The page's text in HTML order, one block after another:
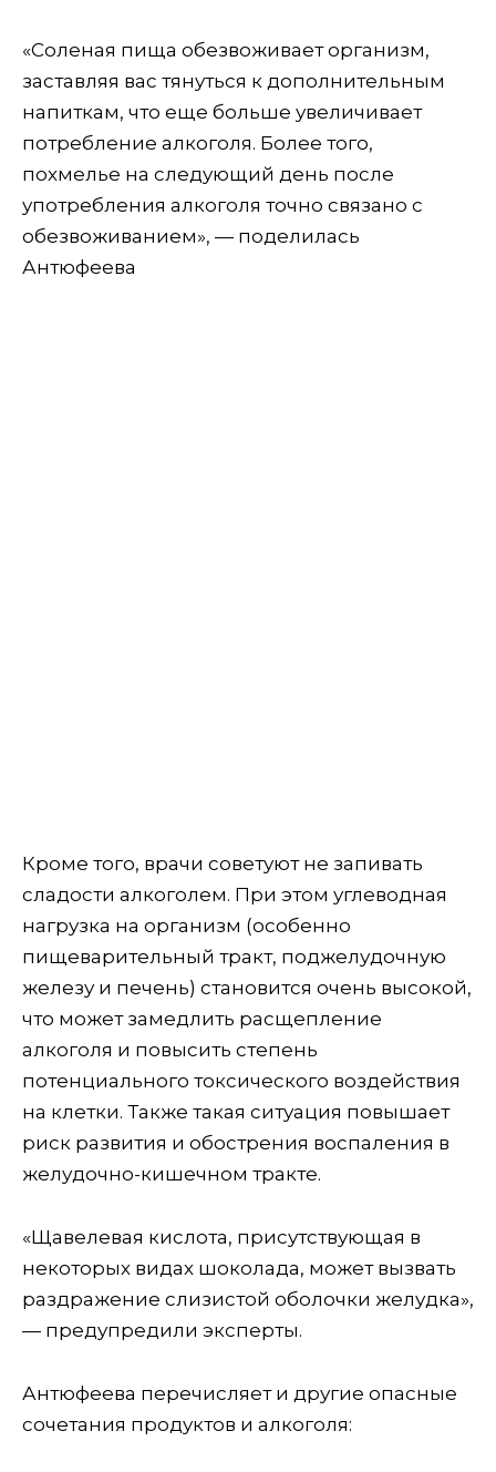
«Соленая пища обезвоживает организм,
заставляя вас тянуться к дополнительным
напиткам, что еще больше увеличивает
потребление алкоголя. Более того,
похмелье на следующий день после
употребления алкоголя точно связано с
обезвоживанием», — поделилась
Антюфеева
Кроме того, врачи советуют не запивать
сладости алкоголем. При этом углеводная
нагрузка на организм (особенно
пищеварительный тракт, поджелудочную
железу и печень) становится очень высокой,
что может замедлить расщепление
алкоголя и повысить степень
потенциального токсического воздействия
на клетки. Также такая ситуация повышает
риск развития и обострения воспаления в
желудочно-кишечном тракте.
«Щавелевая кислота, присутствующая в
некоторых видах шоколада, может вызвать
раздражение слизистой оболочки желудка»,
— предупредили эксперты.
Антюфеева перечисляет и другие опасные
сочетания продуктов и алкоголя: